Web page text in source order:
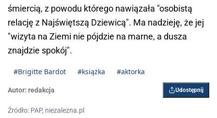
śmiercią, z powodu którego nawiązała "osobistą
relację z Najświętszą Dziewicą". Ma nadzieję, że jej
"wizyta na Ziemi nie pójdzie na marne, a dusza
znajdzie spokój".
#Brigitte Bardot #książka #aktorka
Autor: redakcja Udostępnij
Źródło: PAP, niezalezna.pl